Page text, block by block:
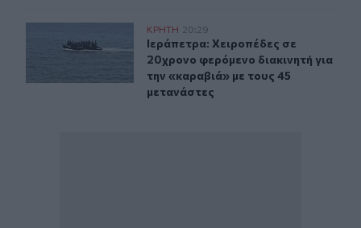
Ιεράπετρα: Χειροπέδες σε 20χρονο φερόμενο
ΚΡΗΤΗ 20:29
Ιεράπετρα: Χειροπέδες σε
Ιεράπετρα: Χειροπέδες σε
20χρονο φερόμενο διακινητή για
την «καραβιά» με τους 45
μετανάστες